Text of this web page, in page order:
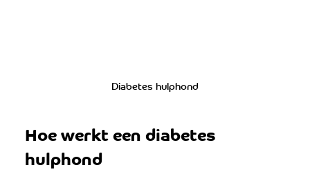
Diabetes hulphond
Hoe werkt een diabetes
hulphond